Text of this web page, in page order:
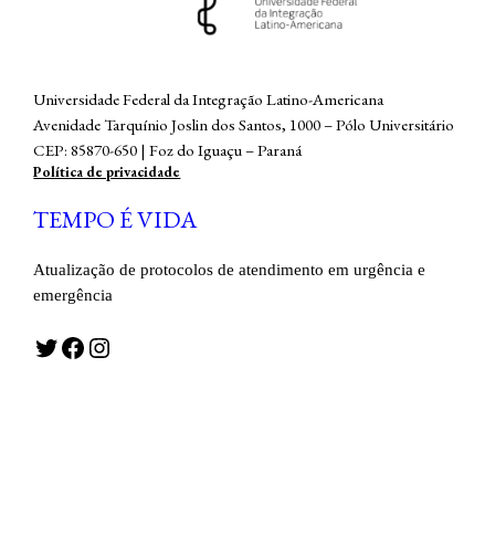
Universidade Federal da Integração Latino-Americana
Avenidade Tarquínio Joslin dos Santos, 1000 – Pólo Universitário
CEP: 85870-650 | Foz do Iguaçu – Paraná
Política de privacidade
TEMPO É VIDA
Atualização de protocolos de atendimento em urgência e
emergência
Twitter Facebook Instagram